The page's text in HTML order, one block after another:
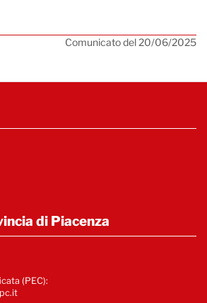
Comunicato del 20/06/2025
di Piacenza
(PEC):